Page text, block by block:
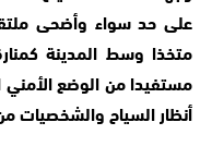
على حد سواء وأضحى
متخذا وسط المدينة
مستفيدا من الوضع
أنظار السياح والشخصيات